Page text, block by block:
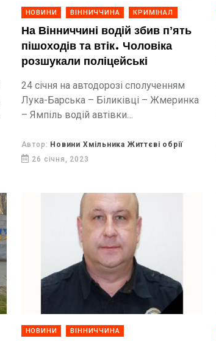
НОВИНИ ВІННИЧЧИНА КРИМІНАЛ
На Вінниччині водій збив пʼять
пішоходів та втік. Чоловіка
розшукали поліцейські
24 січня на автодорозі сполученням
Лука-Барська – Біликівці – Жмеринка
– Ямпіль водій автівки
пішоходів та втік.
Автор: Новини Хмільника Життєві обрії
26 січня, 2023
НОВИНИ ВІННИЧЧИНА